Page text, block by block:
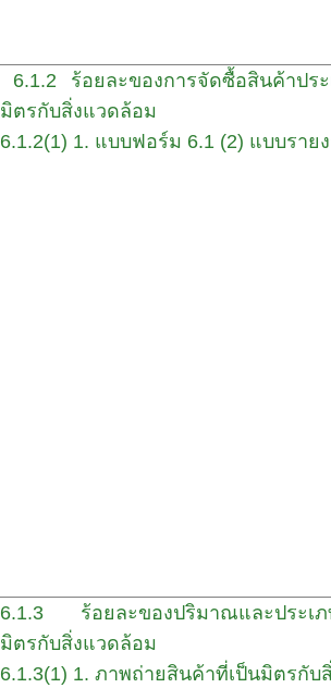
6.1.2 ร้อยละของการจัดซื้อสินค้าป
มิตรกับสิ่งแวดล้อม
6.1.2(1) 1. แบบฟอร์ม 6.1 (2) แบบราย
6.1.3 ร้อยละของปริมาณและประเภ
มิตรกับสิ่งแวดล้อม
6.1.3(1) 1. ภาพถ่ายสินค้าที่เป็นมิตรกับ